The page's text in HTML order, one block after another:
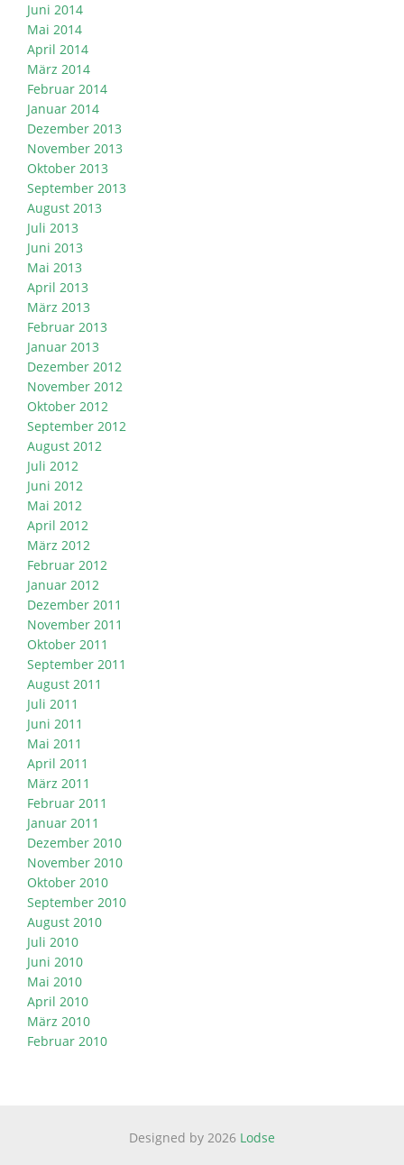
Juni 2014
Mai 2014
April 2014
März 2014
Februar 2014
Januar 2014
Dezember 2013
November 2013
Oktober 2013
September 2013
August 2013
Juli 2013
Juni 2013
Mai 2013
April 2013
März 2013
Februar 2013
Januar 2013
Dezember 2012
November 2012
Oktober 2012
September 2012
August 2012
Juli 2012
Juni 2012
Mai 2012
April 2012
März 2012
Februar 2012
Januar 2012
Dezember 2011
November 2011
Oktober 2011
September 2011
August 2011
Juli 2011
Juni 2011
Mai 2011
April 2011
März 2011
Februar 2011
Januar 2011
Dezember 2010
November 2010
Oktober 2010
September 2010
August 2010
Juli 2010
Juni 2010
Mai 2010
April 2010
März 2010
Februar 2010
Designed by 2026 Lodse